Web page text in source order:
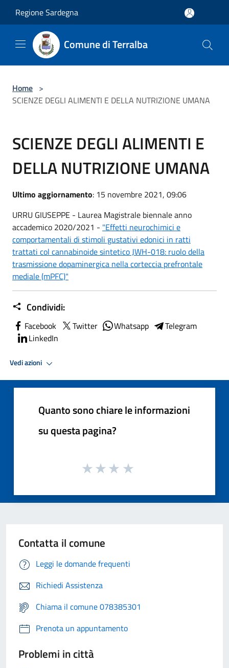
Regione Sardegna
Comune di Terralba
Home >
SCIENZE DEGLI ALIMENTI E DELLA NUTRIZIONE UMANA
SCIENZE DEGLI ALIMENTI E
DELLA NUTRIZIONE UMANA
Ultimo aggiornamento: 15 novembre 2021, 09:06
URRU GIUSEPPE - Laurea Magistrale biennale anno
accademico 2020/2021 - "Effetti neurochimici e
comportamentali di stimoli gustativi edonici in ratti
trattati col cannabinoide sintetico JWH-018: ruolo della
trasmissione dopaminergica nella corteccia prefrontale
mediale (mPFC)"
Condividi:
Facebook Twitter Whatsapp
Telegram
LinkedIn
Vedi azioni
Quanto sono chiare le informazioni
su questa pagina?
Contatta il comune
Leggi le domande frequenti
Richiedi Assistenza
Chiama il comune 078385301
Prenota un appuntamento
Problemi in città